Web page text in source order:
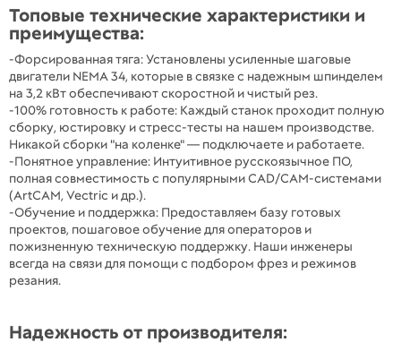
Топовые технические характеристики и
преимущества:
-Форсированная тяга: Установлены усиленные шаговые
двигатели NEMA 34, которые в связке с надежным шпинделем
на 3,2 кВт обеспечивают скоростной и чистый рез.
-100% готовность к работе: Каждый станок проходит полную
сборку, юстировку и стресс-тесты на нашем производстве.
Никакой сборки "на коленке" — подключаете и работаете.
-Понятное управление: Интуитивное русскоязычное ПО,
полная совместимость с популярными CAD/CAM-системами
(ArtCAM, Vectric и др.).
-Обучение и поддержка: Предоставляем базу готовых
проектов, пошаговое обучение для операторов и
пожизненную техническую поддержку. Наши инженеры
всегда на связи для помощи с подбором фрез и режимов
резания.
Надежность от производителя: